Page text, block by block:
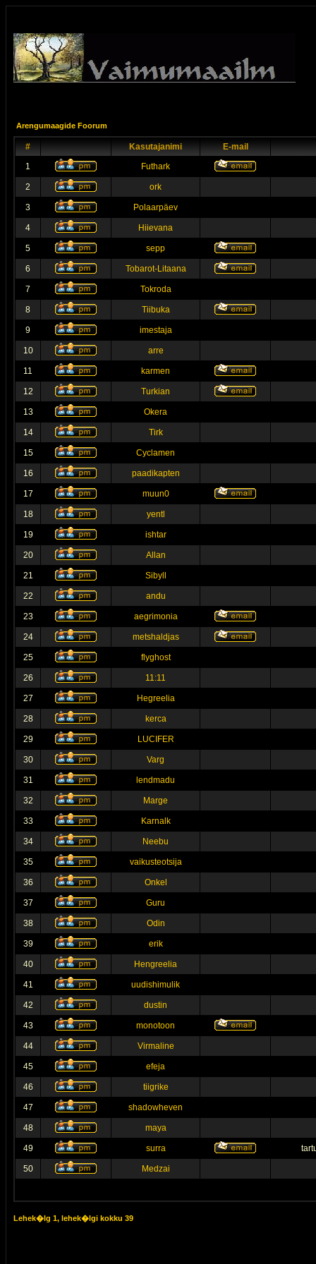
Arengumaagide Foorum
# Kasutajanimi
E-mail
1
Futhark
2 ork
3 Polaarpäev
4 Hiievana
5 sepp
6 Tobarot-Litaana
7 Tokroda
8 Tiibuka
9 imestaja
10 arre
11 karmen
12 Turkian
13 Okera
14 Tirk
15 Cyclamen
16 paadikapten
17 muun0
18 yentl
19 ishtar
20 Allan
21 Sibyll
22 andu
23 aegrimonia
24 metshaldjas
25 flyghost
26 11:11
27 Hegreelia
28 kerca
29 LUCIFER
30 Varg
31 lendmadu
32 Marge
33 Karnalk
34 Neebu
35 vaikusteotsija
36 Onkel
37 Guru
38 Odin
39 erik
40 Hengreelia
41 uudishimulik
42 dustin
43 monotoon
44 Virmaline
45 efeja
46 tiigrike
47 shadowheven
48 maya
49 surra
50 Medzai
Lehek�lg 1, lehek�lgi kokku 39